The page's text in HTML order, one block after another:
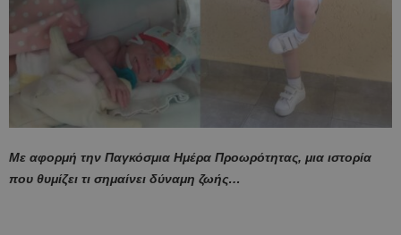
Με αφορμή την Παγκόσμια Ημέρα Προωρότητας, μια ιστορία
που θυμίζει τι σημαίνει δύναμη ζωής…